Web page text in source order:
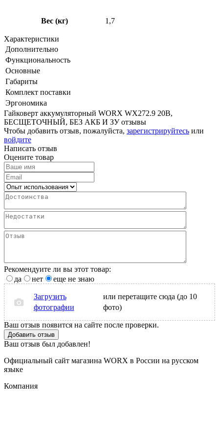
Вес (кг) 1,7
Характеристики
Дополнительно
Функциональность
Основные
Габариты
Комплект поставки
Эргономика
Гайковерт аккумуляторный WORX WX272.9 20В,
БЕСЩЕТОЧНЫЙ, БЕЗ АКБ И ЗУ отзывы
Чтобы добавить отзыв, пожалуйста, зарегистрируйтесь или
войдите
Написать отзыв
Оцените товар
Рекомендуите ли вы этот товар:
да
нет еще не знаю
Загрузить
фотографии
или перетащите сюда (до 10
фото)
Ваш отзыв появится на сайте после проверки.
Добавить отзыв
Ваш отзыв был добавлен!
Официальный сайт магазина WORX в России на русском
языке
Компания